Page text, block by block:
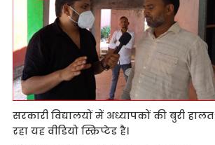
सरकारी विद्यालयों में अध्यापकों की बुरी
रहा यह वीडियो स्क्रिप्टेड है।